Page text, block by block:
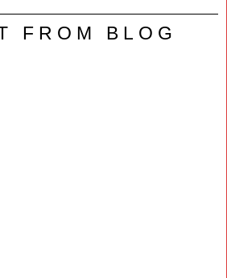
FROM BLOG